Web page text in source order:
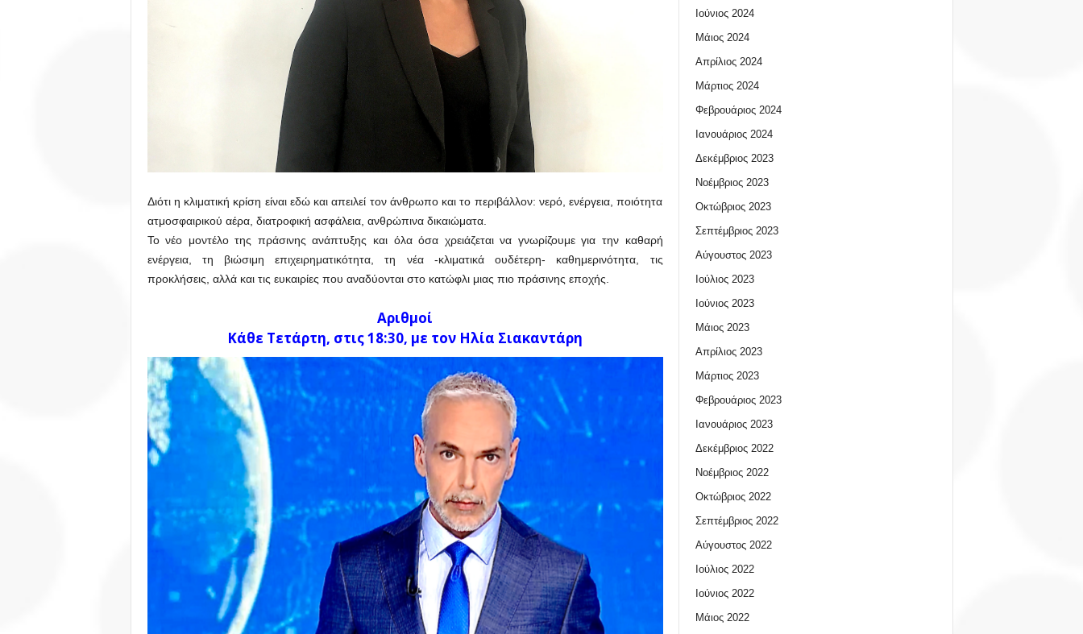
Διότι η κλιματική κρίση είναι εδώ και απειλεί τον άνθρωπο και το περιβάλλον: νερό, ενέργεια, ποιότητα
ατμοσφαιρικού αέρα, διατροφική ασφάλεια, ανθρώπινα δικαιώματα.
Το νέο μοντέλο της πράσινης ανάπτυξης και όλα όσα χρειάζεται να γνωρίζουμε για την καθαρή
ενέργεια, τη βιώσιμη επιχειρηματικότητα, τη νέα -κλιματικά ουδέτερη- καθημερινότητα, τις
προκλήσεις, αλλά και τις ευκαιρίες που αναδύονται στο κατώφλι μιας πιο πράσινης εποχής.
Αριθμοί
Κάθε Τετάρτη, στις 18:30, με τον Ηλία Σιακαντάρη
Ιούνιος 2024
Μάιος 2024
Απρίλιος 2024
Μάρτιος 2024
Φεβρουάριος 2024
Ιανουάριος 2024
Δεκέμβριος 2023
Νοέμβριος 2023
Οκτώβριος 2023
Σεπτέμβριος 2023
Αύγουστος 2023
Ιούλιος 2023
Ιούνιος 2023
Μάιος 2023
Απρίλιος 2023
Μάρτιος 2023
Φεβρουάριος 2023
Ιανουάριος 2023
Δεκέμβριος 2022
Νοέμβριος 2022
Οκτώβριος 2022
Σεπτέμβριος 2022
Αύγουστος 2022
Ιούλιος 2022
Ιούνιος 2022
Μάιος 2022